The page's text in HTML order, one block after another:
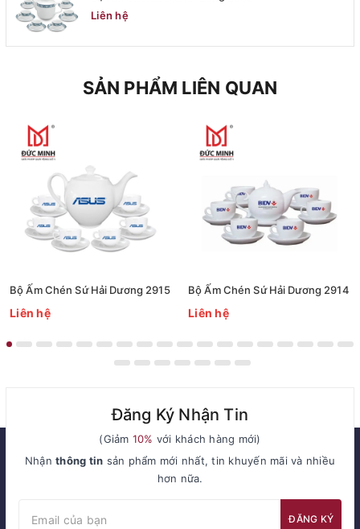
Liên hệ
SẢN PHẨM LIÊN QUAN
Bộ Ấm Chén Sứ Hải Dương 2915
Liên hệ
Bộ Ấm Chén Sứ Hải Dương 2914
Liên hệ
Đăng Ký Nhận Tin
(Giảm 10% với khách hàng mới)
Nhậnthông tin sản phẩm mới nhất, tin khuyến mãi và nhiều
hơn nữa.
ĐĂNG KÝ